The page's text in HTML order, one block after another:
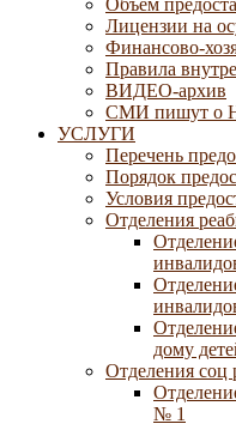
Лицензии на
Финансово-
Правила
ВИДЕО-архив
СМИ пишут о
УСЛУГИ
Перечень
Порядок
Условия
Отделения
дому
Отделения соц
№ 1